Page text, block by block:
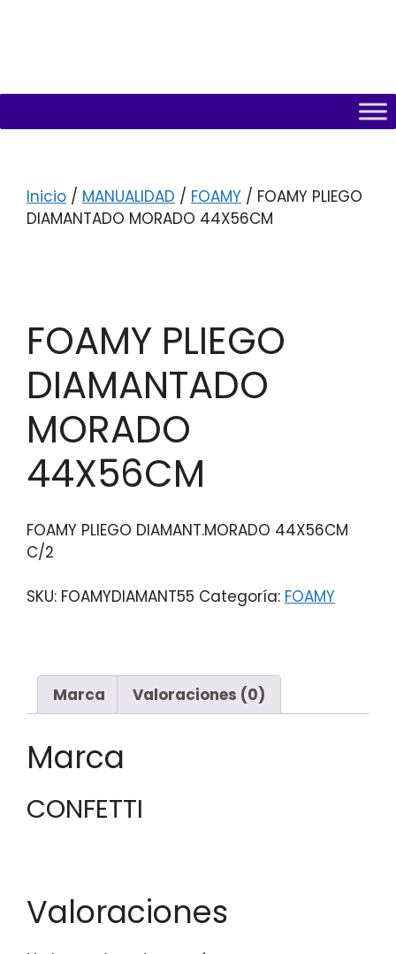
Inicio / MANUALIDAD / FOAMY / FOAMY PLIEGO
DIAMANTADO MORADO 44X56CM
FOAMY PLIEGO
DIAMANTADO
MORADO
44X56CM
FOAMY PLIEGO DIAMANT.MORADO 44X56CM
C/2
SKU: FOAMYDIAMANT55 Categoría: FOAMY
Marca Valoraciones (0)
Marca
CONFETTI
Valoraciones